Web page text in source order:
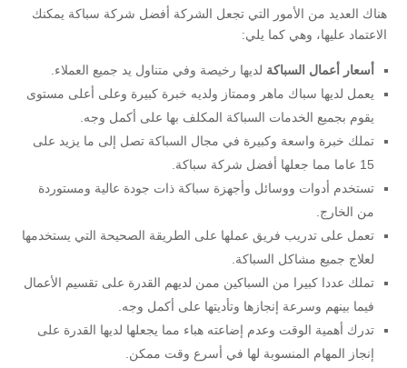
هناك العديد من الأمور التي تجعل الشركة أفضل شركة سباكة يمكنك
الاعتماد عليها، وهي كما يلي:
أسعار أعمال السباكة لديها رخيصة وفي متناول يد جميع العملاء.
يعمل لديها سباك ماهر وممتاز ولديه خبرة كبيرة وعلى أعلى مستوى
يقوم بجميع الخدمات السباكة المكلف بها على أكمل وجه.
تملك خبرة واسعة وكبيرة في مجال السباكة تصل إلى ما يزيد على
15 عاما مما جعلها أفضل شركة سباكة.
تستخدم أدوات ووسائل وأجهزة سباكة ذات جودة عالية ومستوردة
من الخارج.
تعمل على تدريب فريق عملها على الطريقة الصحيحة التي يستخدمها
لعلاج جميع مشاكل السباكة.
تملك عددا كبيرا من السباكين ممن لديهم القدرة على تقسيم الأعمال
فيما بينهم وسرعة إنجازها وتأديتها على أكمل وجه.
تدرك أهمية الوقت وعدم إضاعته هباء مما يجعلها لديها القدرة على
إنجاز المهام المنسوبة لها في أسرع وقت ممكن.